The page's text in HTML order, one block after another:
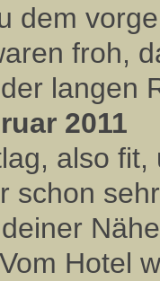
dem
froh,
langen
2011
also
schon
Hotel